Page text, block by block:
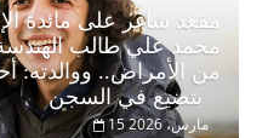
من
بتضيع في السجن
15
وبلكونة بلا زينة
فاروق خبير
حلم الحرية ولمة